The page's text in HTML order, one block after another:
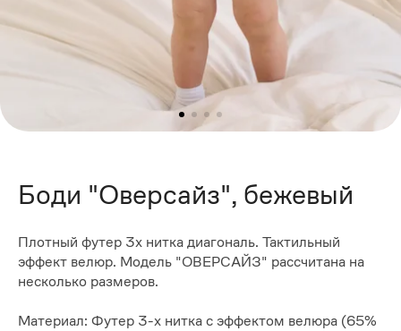
Боди "Оверсайз", бежевый
Плотный футер 3х нитка диагональ. Тактильный
эффект велюр. Модель "ОВЕРСАЙЗ" рассчитана на
несколько размеров.
Материал: Футер 3-х нитка с эффектом велюра (65%